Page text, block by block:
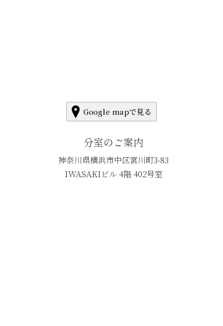
Google mapで見る
分室のご案内
神奈川県横浜市中区宮川町3-83
IWASAKIビル 4階 402号室